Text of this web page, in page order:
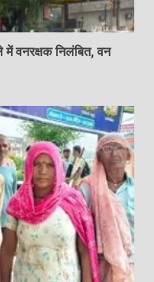
वनरक्षक निलंबित, वन